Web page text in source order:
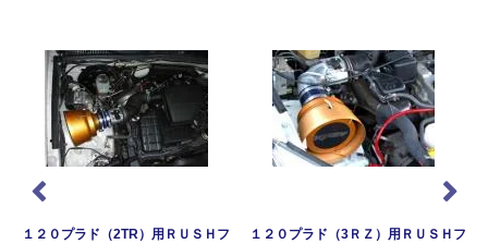
１２０プラド（2TR）用ＲＵＳＨフ
１２０プラド（3ＲＺ）用ＲＵＳＨフ